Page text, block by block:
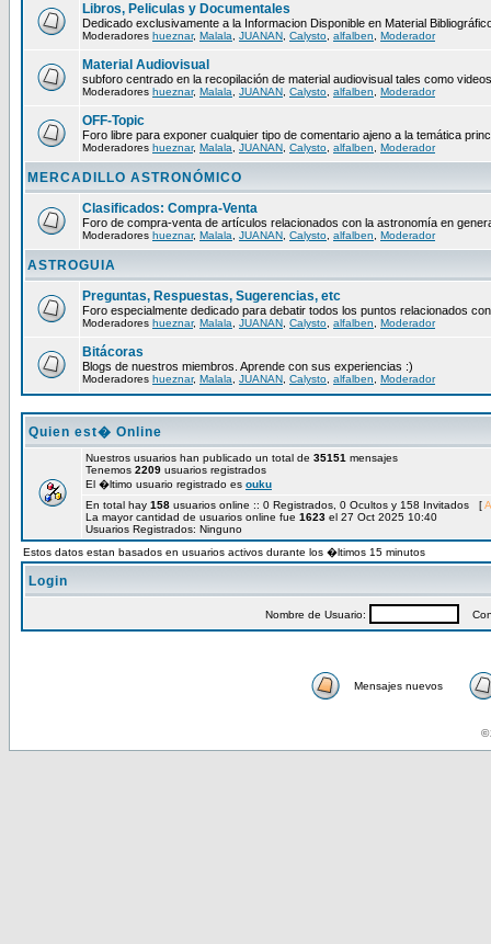
Libros, Peliculas y Documentales
Dedicado exclusivamente a la Informacion Disponible en Material
Moderadores hueznar, Malala JUANAN Calysto alfalben Moderador
Material Audiovisual
subforo centrado en la recopilación de material audiovisual tales como
Moderadores hueznar, Malala JUANAN Calysto alfalben Moderador
OFF-Topic
Foro libre para exponer cualquier tipo de comentario ajeno a la temática
Moderadores hueznar, Malala JUANAN Calysto alfalben Moderador
MERCADILLO ASTRONÓMICO
Clasificados: Compra-Venta
Foro de compra-venta de artículos relacionados con la astronomía en
Moderadores hueznar, Malala JUANAN Calysto alfalben Moderador
ASTROGUIA
Preguntas, Respuestas, Sugerencias, etc
Foro especialmente dedicado para debatir todos los puntos relacionados
Moderadores hueznar, Malala JUANAN Calysto alfalben Moderador
Bitácoras
Blogs de nuestros miembros. Aprende con sus experiencias :)
Moderadores hueznar, Malala JUANAN Calysto alfalben Moderador
Quien est� Online
Nuestros usuarios han publicado un total de 35151 mensajes
Tenemos 2209 usuarios registrados
El �ltimo usuario registrado es ouku
En total hay 158 usuarios online :: 0 Registrados, 0 Ocultos y 158 Invitados [
La mayor cantidad de usuarios online fue 1623 el 27 Oct 2025 10:40
Usuarios Registrados: Ninguno
Estos datos estan basados en usuarios activos durante los �ltimos 15 minutos
Login
Nombre de Usuario:
Mensajes nuevos
©